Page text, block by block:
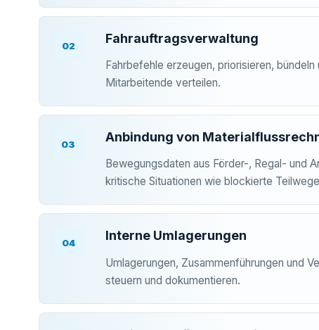
02 Fahrauftragsverwaltung
Fahrbefehle erzeugen, priorisieren,
Mitarbeitende verteilen.
03 Anbindung von
Bewegungsdaten aus Förder-, Regal- und
kritische Situationen wie blockierte
04 Interne Umlagerungen
Umlagerungen, Zusammenführungen und
steuern und dokumentieren.